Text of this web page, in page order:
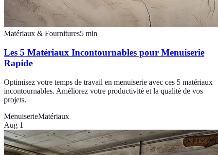
Matériaux & Fournitures5 min
Les 5 Matériaux Incontournables pour Menuiserie
Rapide
Optimisez votre temps de travail en menuiserie avec ces 5 matériaux
incontournables. Améliorez votre productivité et la qualité de vos
projets.
MenuiserieMatériaux
Aug 1